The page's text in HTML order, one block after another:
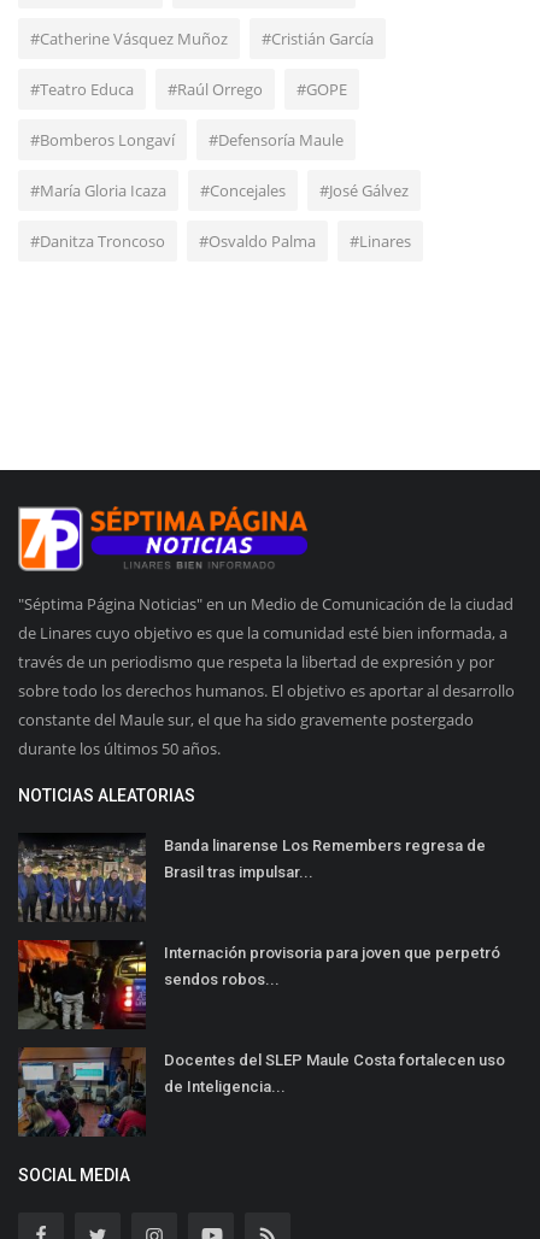
#Catherine Vásquez Muñoz #Cristián García
#Teatro Educa #Raúl Orrego #GOPE
#Bomberos Longaví #Defensoría Maule
#María Gloria Icaza #Concejales #José Gálvez
#Danitza Troncoso #Osvaldo Palma #Linares
"Séptima Página Noticias" en un Medio de Comunicación de la ciudad
de Linares cuyo objetivo es que la comunidad esté bien informada, a
través de un periodismo que respeta la libertad de expresión y por
sobre todo los derechos humanos. El objetivo es aportar al desarrollo
constante del Maule sur, el que ha sido gravemente postergado
durante los últimos 50 años.
NOTICIAS ALEATORIAS
Banda linarense Los Remembers regresa de
Brasil tras impulsar...
Internación provisoria para joven que perpetró
sendos robos...
Docentes del SLEP Maule Costa fortalecen uso
de Inteligencia...
SOCIAL MEDIA